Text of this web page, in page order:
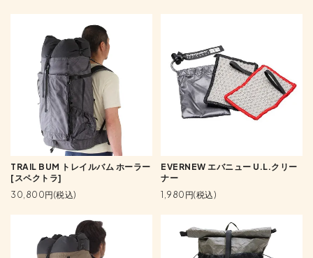
TRAIL BUM トレイルバム ホーラー
[スペクトラ]
30,800円(税込)
EVERNEW エバニュー U.L.クリー
ナー
1,980円(税込)